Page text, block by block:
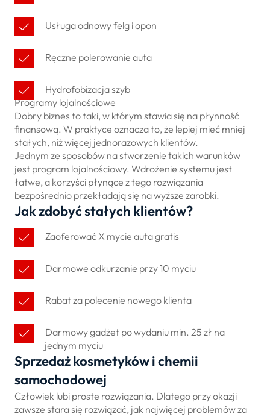
Usługa odnowy felg i opon
Ręczne polerowanie auta
Hydrofobizacja szyb
Programy lojalnościowe
Dobry biznes to taki, w którym stawia się na płynność
finansową. W praktyce oznacza to, że lepiej mieć mniej
stałych, niż więcej jednorazowych klientów.
Jednym ze sposobów na stworzenie takich warunków
jest program lojalnościowy. Wdrożenie systemu jest
łatwe, a korzyści płynące z tego rozwiązania
bezpośrednio przekładają się na wyższe zarobki.
Jak zdobyć stałych klientów?
Zaoferować X mycie auta gratis
Darmowe odkurzanie przy 10 myciu
Rabat za polecenie nowego klienta
Darmowy gadżet po wydaniu min. 25 zł na
jednym myciu
Sprzedaż kosmetyków i chemii
samochodowej
Człowiek lubi proste rozwiązania. Dlatego przy okazji
zawsze stara się rozwiązać, jak najwięcej problemów za